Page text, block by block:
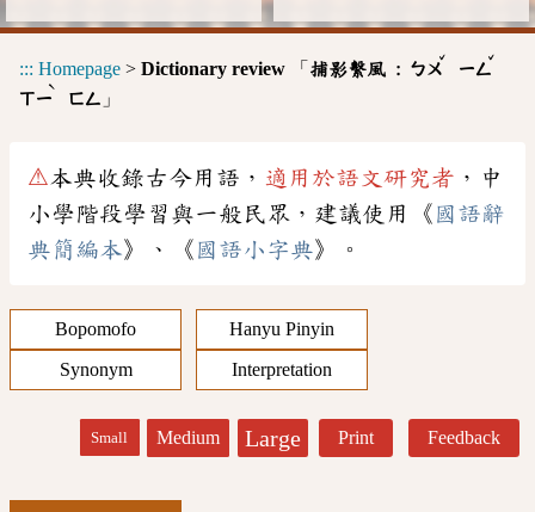
::: Homepage > Dictionary review 「 捕影繫風 : ㄅㄨ
ˇ
ㄧㄥ
ˇ
ㄒㄧ
ˋ
ㄈㄥ 」
⚠本典收錄古今用語， 適用於語文研究者 ，中
小學階段學習與一般民眾，建議使用《 國語辭
典簡編本》、《 國語小字典》。
Bopomofo
Hanyu Pinyin
Synonym
Interpretation
Small Medium Large Print Feedback